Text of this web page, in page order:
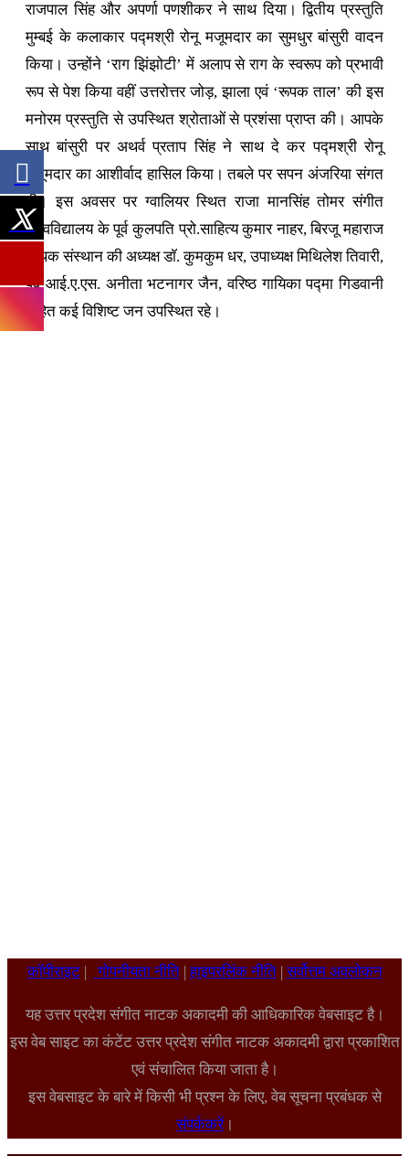
राजपाल सिंह और अपर्णा पणशीकर ने साथ दिया। द्वितीय प्रस्तुति
मुम्बई के कलाकार पद्मश्री रोनू मजूमदार का सुमधुर बांसुरी वादन
किया। उन्होंने ‘राग झिंझोटी’ में अलाप से राग के स्वरूप को प्रभावी
रूप से पेश किया वहीं उत्तरोत्तर जोड़, झाला एवं ‘रूपक ताल’ की इस
मनोरम प्रस्तुति से उपस्थित श्रोताओं से प्रशंसा प्राप्त की। आपके
साथ बांसुरी पर अथर्व प्रताप सिंह ने साथ दे कर पद्मश्री रोनू
मजूमदार का आशीर्वाद हासिल किया। तबले पर सपन अंजरिया संगत
दी। इस अवसर पर ग्वालियर स्थित राजा मानसिंह तोमर संगीत
विश्वविद्यालय के पूर्व कुलपति प्रो.साहित्य कुमार नाहर, बिरजू महाराज
कथक संस्थान की अध्यक्ष डॉ. कुमकुम धर, उपाध्यक्ष मिथिलेश तिवारी,
पूर्व आई.ए.एस. अनीता भटनागर जैन, वरिष्ठ गायिका पद्मा गिडवानी
सहित कई विशिष्ट जन उपस्थित रहे।
कॉपीराइट| गोपनीयता नीति|हाइपरलिंक नीति|सर्वोत्तम अवलोकन
यह उत्तर प्रदेश संगीत नाटक अकादमी की आधिकारिक वेबसाइट है।
इस वेब साइट का कंटेंट उत्तर प्रदेश संगीत नाटक अकादमी द्वारा प्रकाशित
एवं संचालित किया जाता है।
इस वेबसाइट के बारे में किसी भी प्रश्न के लिए, वेब सूचना प्रबंधक से
संपर्ककरें।